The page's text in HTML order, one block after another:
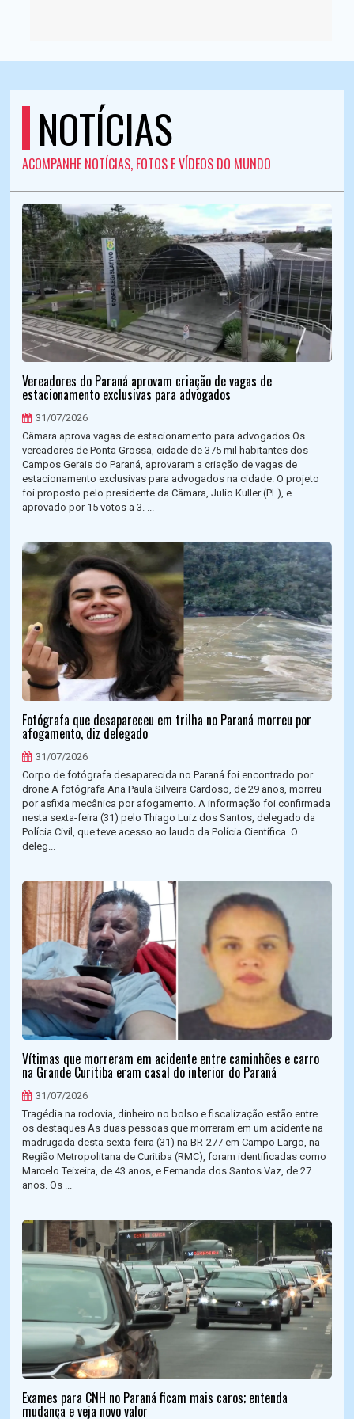
NOTÍCIAS
ACOMPANHE NOTÍCIAS, FOTOS E VÍDEOS DO MUNDO
Vereadores do Paraná aprovam criação de vagas de
estacionamento exclusivas para advogados
31/07/2026
Câmara aprova vagas de estacionamento para advogados Os
vereadores de Ponta Grossa, cidade de 375 mil habitantes dos
Campos Gerais do Paraná, aprovaram a criação de vagas de
estacionamento exclusivas para advogados na cidade. O projeto
foi proposto pelo presidente da Câmara, Julio Kuller (PL), e
aprovado por 15 votos a 3. ...
Fotógrafa que desapareceu em trilha no Paraná morreu por
afogamento, diz delegado
31/07/2026
Corpo de fotógrafa desaparecida no Paraná foi encontrado por
drone A fotógrafa Ana Paula Silveira Cardoso, de 29 anos, morreu
por asfixia mecânica por afogamento. A informação foi confirmada
nesta sexta-feira (31) pelo Thiago Luiz dos Santos, delegado da
Polícia Civil, que teve acesso ao laudo da Polícia Científica. O
deleg...
Vítimas que morreram em acidente entre caminhões e carro
na Grande Curitiba eram casal do interior do Paraná
31/07/2026
Tragédia na rodovia, dinheiro no bolso e fiscalização estão entre
os destaques As duas pessoas que morreram em um acidente na
madrugada desta sexta-feira (31) na BR-277 em Campo Largo, na
Região Metropolitana de Curitiba (RMC), foram identificadas como
Marcelo Teixeira, de 43 anos, e Fernanda dos Santos Vaz, de 27
anos. Os ...
Exames para CNH no Paraná ficam mais caros; entenda
mudança e veja novo valor